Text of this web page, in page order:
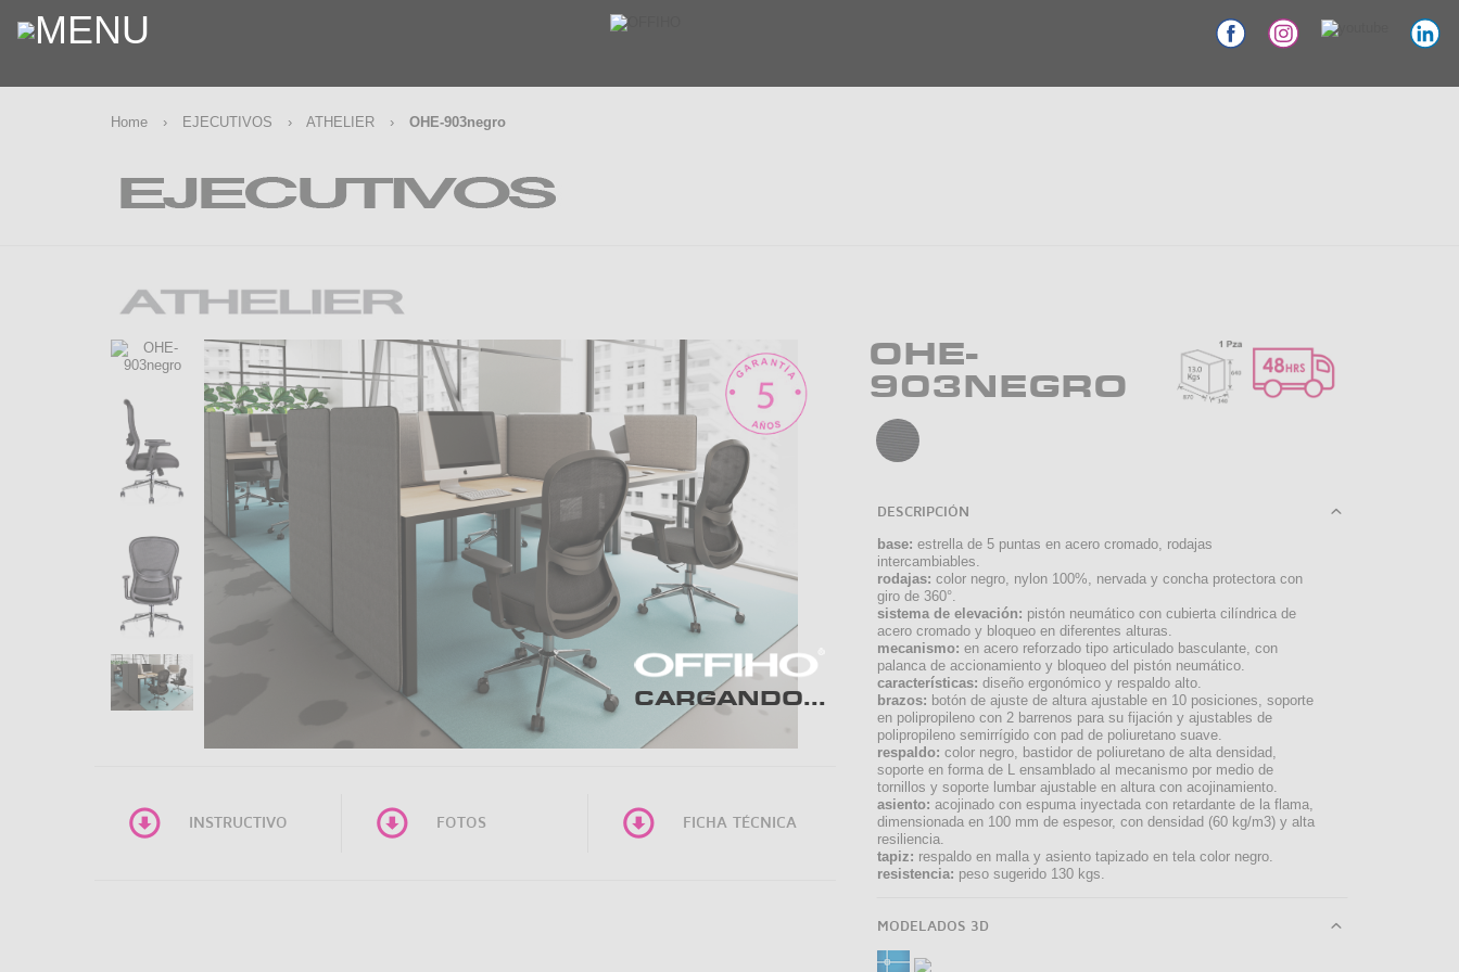
CARGANDO...
Home › EJECUTIVOS › ATHELIER › OHE-903negro
INSTRUCTIVO FOTOS FICHA TÉCNICA
OHE-
903NEGRO
DESCRIPCIÓN
base: estrella de 5 puntas en acero cromado, rodajas
intercambiables.
rodajas: color negro, nylon 100%, nervada y concha protectora con
giro de 360°.
sistema de elevación: pistón neumático con cubierta cilíndrica de
acero cromado y bloqueo en diferentes alturas.
mecanismo: en acero reforzado tipo articulado basculante, con
palanca de accionamiento y bloqueo del pistón neumático.
características: diseño ergonómico y respaldo alto.
brazos: botón de ajuste de altura ajustable en 10 posiciones, soporte
en polipropileno con 2 barrenos para su fijación y ajustables de
polipropileno semirrígido con pad de poliuretano suave.
respaldo: color negro, bastidor de poliuretano de alta densidad,
soporte en forma de L ensamblado al mecanismo por medio de
tornillos y soporte lumbar ajustable en altura con acojinamiento.
asiento: acojinado con espuma inyectada con retardante de la flama,
dimensionada en 100 mm de espesor, con densidad (60 kg/m3) y alta
resiliencia.
tapiz: respaldo en malla y asiento tapizado en tela color negro.
resistencia: peso sugerido 130 kgs.
MODELADOS 3D